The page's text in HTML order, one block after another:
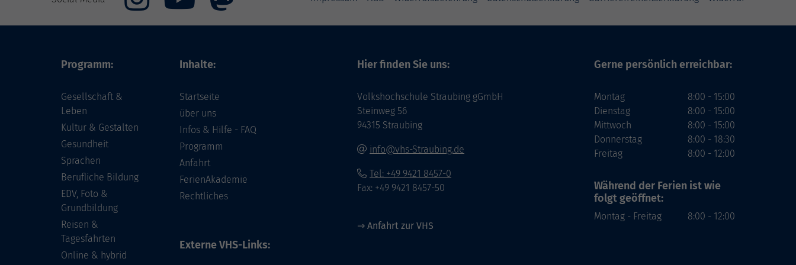
Programm:
Gesellschaft &
Leben
Kultur & Gestalten
Gesundheit
Sprachen
Berufliche Bildung
EDV, Foto &
Grundbildung
Reisen &
Tagesfahrten
Online & hybrid
Inhalte:
Startseite
über uns
Infos & Hilfe - FAQ
Programm
Anfahrt
FerienAkademie
Rechtliches
Externe VHS-Links:
Hier finden Sie uns:
Volkshochschule Straubing gGmbH
Steinweg 56
94315 Straubing
info@vhs-Straubing.de
Tel: +49 9421 8457-0
Fax: +49 9421 8457-50
⇒ Anfahrt zur VHS
Gerne persönlich erreichbar:
Montag
Dienstag
Mittwoch
Donnerstag
Freitag
8:00 - 15:00
8:00 - 15:00
8:00 - 15:00
8:00 - 18:30
8:00 - 12:00
Während der Ferien ist wie
folgt geöffnet:
Montag - Freitag 8:00 - 12:00